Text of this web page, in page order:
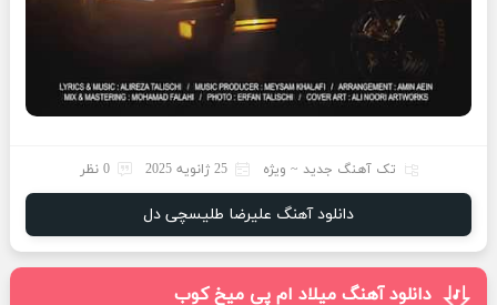
تک آهنگ جدید ~ ویژه 25 ژانویه 2025 0 نظر
دانلود آهنگ علیرضا طلیسچی دل
دانلود آهنگ میلاد ام پی میخ کوب